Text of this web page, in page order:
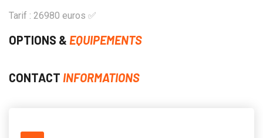
Tarif : 26980 euros ✅
OPTIONS & EQUIPEMENTS
CONTACT INFORMATIONS